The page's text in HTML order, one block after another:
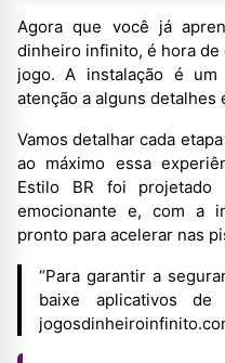
Agora que você já
dinheiro infinito, é hora de
jogo. A instalação é um
atenção a alguns
Vamos detalhar cada
ao máximo essa
Estilo BR foi projetado
emocionante e, com a
pronto para acelerar nas
“Para garantir a
baixe aplicativos de